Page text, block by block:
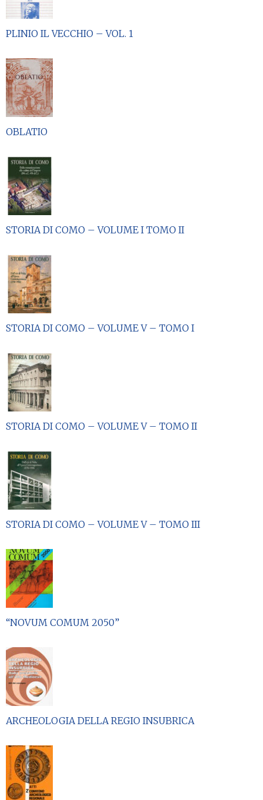
PLINIO IL VECCHIO – VOL. 1
OBLATIO
STORIA DI COMO – VOLUME I TOMO II
STORIA DI COMO – VOLUME V – TOMO I
STORIA DI COMO – VOLUME V – TOMO II
STORIA DI COMO – VOLUME V – TOMO III
“NOVUM COMUM 2050”
ARCHEOLOGIA DELLA REGIO INSUBRICA